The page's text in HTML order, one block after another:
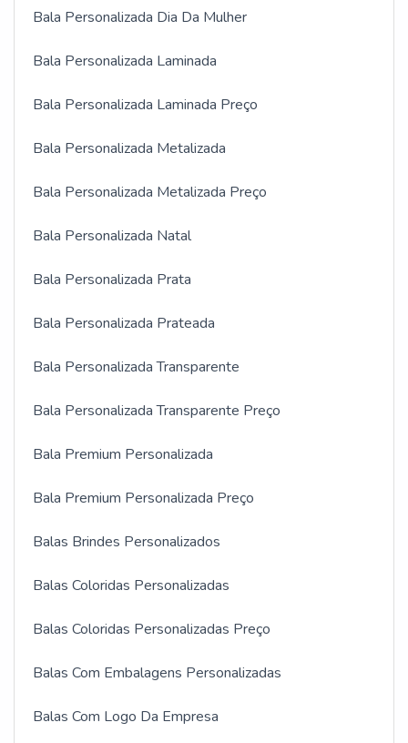
Bala Personalizada Dia Da Mulher
Bala Personalizada Laminada
Bala Personalizada Laminada Preço
Bala Personalizada Metalizada
Bala Personalizada Metalizada Preço
Bala Personalizada Natal
Bala Personalizada Prata
Bala Personalizada Prateada
Bala Personalizada Transparente
Bala Personalizada Transparente Preço
Bala Premium Personalizada
Bala Premium Personalizada Preço
Balas Brindes Personalizados
Balas Coloridas Personalizadas
Balas Coloridas Personalizadas Preço
Balas Com Embalagens Personalizadas
Balas Com Logo Da Empresa